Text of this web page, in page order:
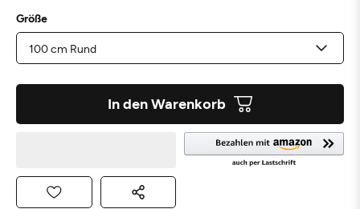
Größe
In den Warenkorb